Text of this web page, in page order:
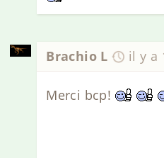
Brachio L il y a
Merci bcp!